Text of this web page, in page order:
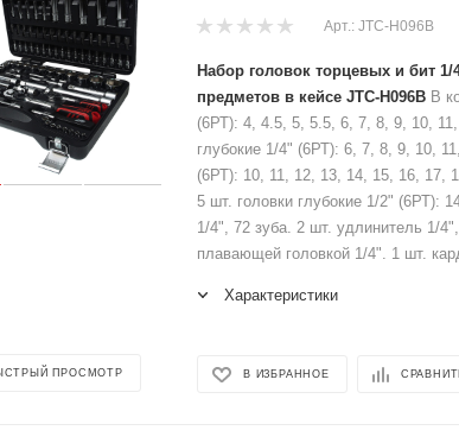
ПРОСМОТР
Арт.: JTC-H096B
Набор головок торцевых и бит 1/
предметов в кейсе JTC-H096B В
(6РТ): 4, 4.5, 5, 5.5, 6, 7, 8, 9, 10,
глубокие 1/4" (6РТ): 6, 7, 8, 9, 10,
(6РТ): 10, 11, 12, 13, 14, 15, 16, 17,
5 шт. головки глубокие 1/2" (6РТ):
1/4", 72 зуба. 2 шт. удлинитель 1/
плавающей головкой 1/4". 1 шт.
Характеристики
В ИЗБРАННОЕ